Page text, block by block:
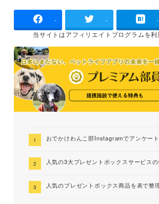
- - -
当サイトはアフィリエイトプログラムを利
おでかけわんこ部Instagramでアンケー
人気の3大プレゼントボックスサービス
人気のプレゼントボックス商品を表で整